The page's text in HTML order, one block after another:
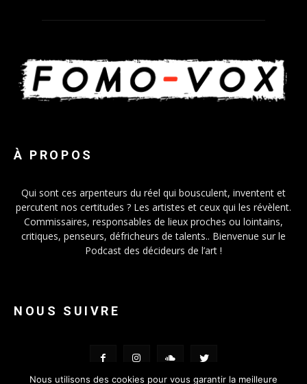
À PROPOS
Qui sont ces arpenteurs du réel qui bousculent, inventent et
percutent nos certitudes ? Les artistes et ceux qui les révèlent.
Commissaires, responsables de lieux proches ou lointains,
critiques, penseurs, défricheurs de talents.. Bienvenue sur le
Podcast des décideurs de l’art !
NOUS SUIVRE
Nous utilisons des cookies pour vous garantir la meilleure